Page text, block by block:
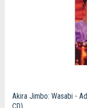
Akira Jimbo: Wasabi -
CD)